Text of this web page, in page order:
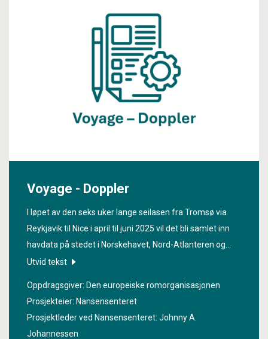
Voyage - Doppler
I løpet av den seks uker lange seilasen fra Tromsø via
Reykjavik til Nice i april til juni 2025 vil det bli samlet inn
havdata på stedet i Norskehavet, Nord-Atlanteren og
Middelhavet. Dette er en del av den andre One Ocean-
mål å sammenligne disse dataene med radiale
strømningshastigheter i havoverflaten avledet fra
Sentinel-1 SAR Doppler Shift-signaler innhentet i
Utvid tekst
Oppdragsgiver: Den europeiske romorganisasjonen
Prosjekteier: Nansensenteret
Prosjektleder ved Nansensenteret: Johnny A.
Johannessen